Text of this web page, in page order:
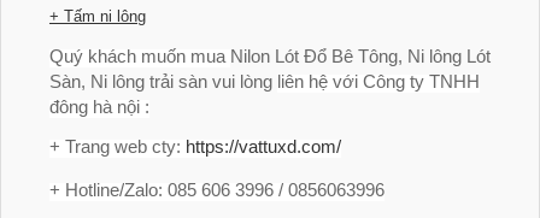
+ Tấm ni lông
Quý khách muốn mua Nilon Lót Đổ Bê Tông, Ni lông Lót
Sàn, Ni lông trải sàn vui lòng liên hệ với Công ty TNHH
đông hà nội :
+ Trang web cty: https://vattuxd.com/
+ Hotline/Zalo: 085 606 3996 / 0856063996